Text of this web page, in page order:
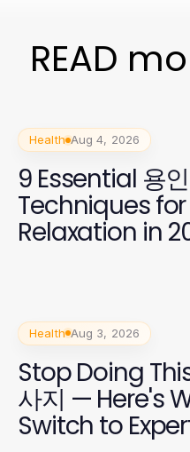
READ
Health Aug 4, 2026
9 Essential 용
Techniques
Relaxation in
Health Aug 3, 2026
Stop Doing
사지 — Here's
Switch to